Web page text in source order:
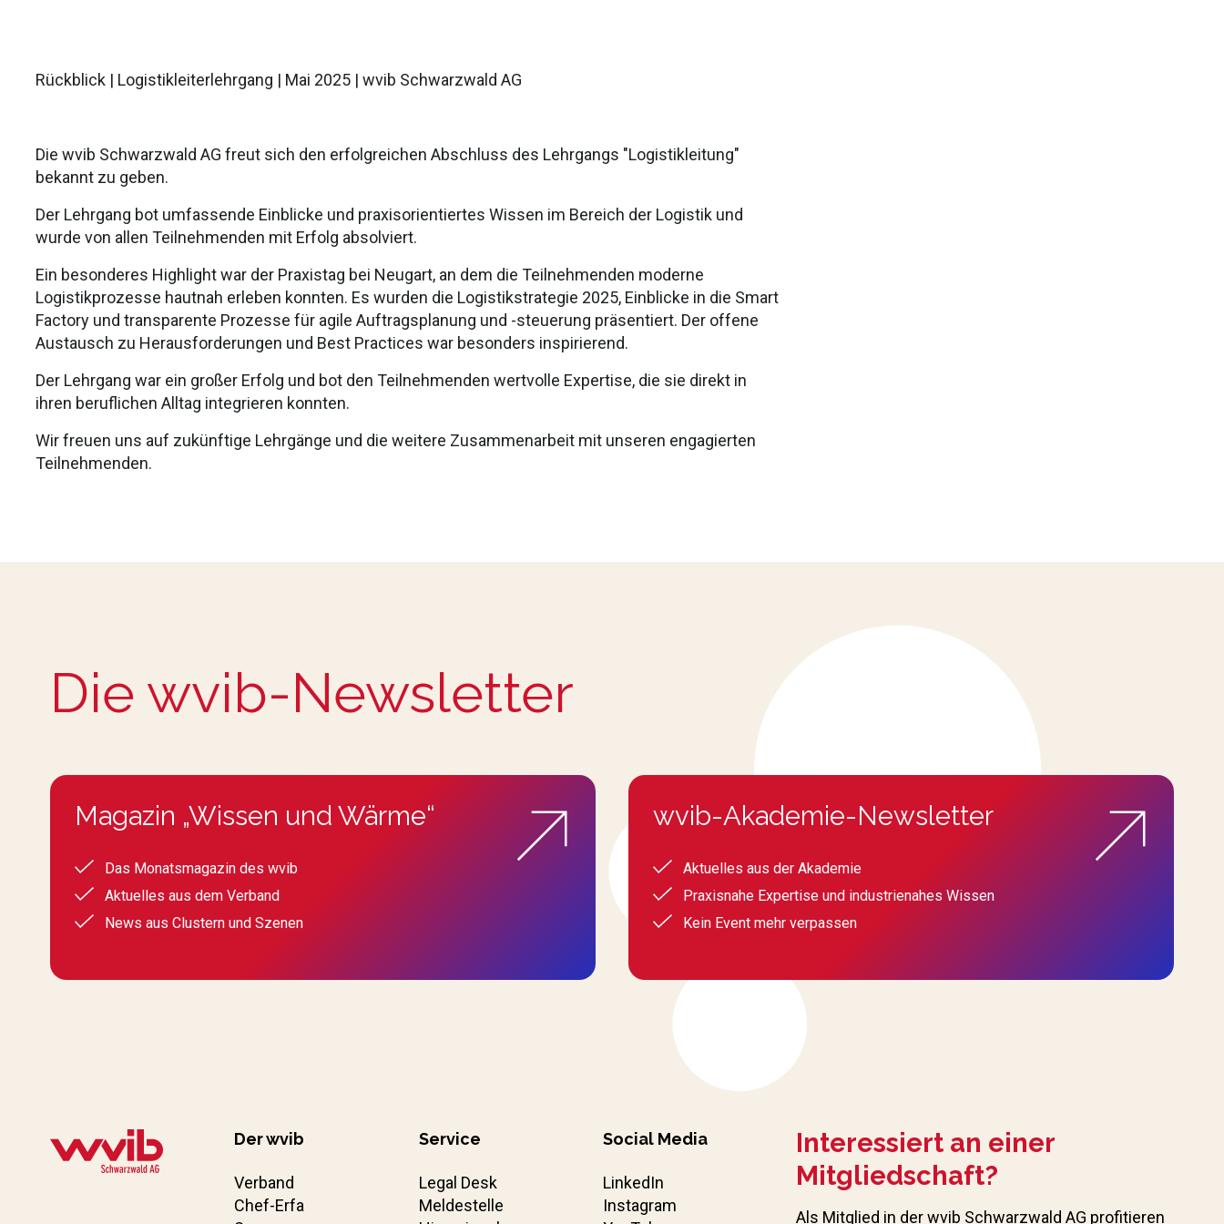
Rückblick | Logistikleiterlehrgang | Mai 2025 | wvib Schwarzwald AG
Die wvib Schwarzwald AG freut sich den erfolgreichen Abschluss des Lehrgangs "Logistikleitung"
bekannt zu geben.
Der Lehrgang bot umfassende Einblicke und praxisorientiertes Wissen im Bereich der Logistik und
wurde von allen Teilnehmenden mit Erfolg absolviert.
Ein besonderes Highlight war der Praxistag bei Neugart, an dem die Teilnehmenden moderne
Logistikprozesse hautnah erleben konnten. Es wurden die Logistikstrategie 2025, Einblicke in die Smart
Factory und transparente Prozesse für agile Auftragsplanung und -steuerung präsentiert. Der offene
Austausch zu Herausforderungen und Best Practices war besonders inspirierend.
Der Lehrgang war ein großer Erfolg und bot den Teilnehmenden wertvolle Expertise, die sie direkt in
ihren beruflichen Alltag integrieren konnten.
Wir freuen uns auf zukünftige Lehrgänge und die weitere Zusammenarbeit mit unseren engagierten
Teilnehmenden.
Die wvib-Newsletter
Magazin „Wissen und Wärme“
Das Monatsmagazin des wvib
Aktuelles aus dem Verband
News aus Clustern und Szenen
wvib-Akademie-Newsletter
Aktuelles aus der Akademie
Praxisnahe Expertise und industrienahes Wissen
Kein Event mehr verpassen
Der wvib
Verband
Chef-Erfa
Service
Legal Desk
Meldestelle
Social Media
LinkedIn
Instagram
Interessiert an einer
Mitgliedschaft?
Als Mitglied in der wvib Schwarzwald AG profitieren